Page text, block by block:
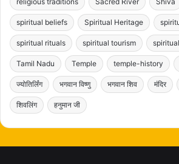
spiritual beliefs Spiritual Heritage
spiritual rituals spiritual tourism
Tamil Nadu Temple temple-history
ज्योतिर्लिंग भगवान विष्णु भगवान शिव मंदिर
शिवलिंग हनुमान जी